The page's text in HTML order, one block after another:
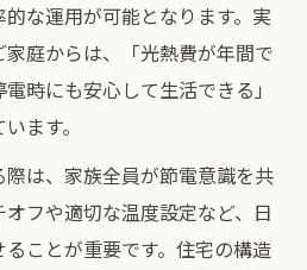
な運用が可能となります。実
庭からは、「光熱費が年間で
時にも安心して生活できる」
ます。
は、家族全員が節電意識を共
フや適切な温度設定など、日
ことが重要です。住宅の構造